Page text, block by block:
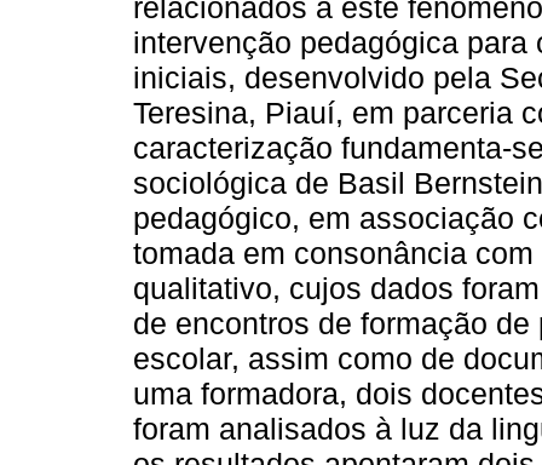
relacionados a este
intervenção pedagógica
iniciais, desenvolvido pela
Teresina, Piauí, em parceria
caracterização fundamenta-
sociológica de Basil
pedagógico, em associação
tomada em consonância
qualitativo, cujos dados
de encontros de formação
escolar, assim como de
uma formadora, dois
foram analisados à luz da